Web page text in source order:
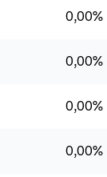
0,00%
0,00%
0,00%
0,00%